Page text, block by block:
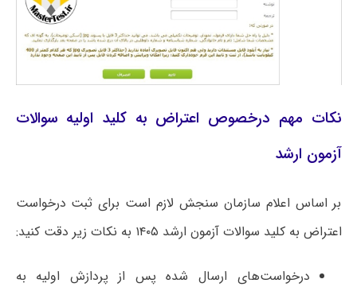
نکات مهم درخصوص اعتراض به کلید اولیه سوالات
آزمون ارشد
بر اساس اعلام سازمان سنجش لازم است برای ثبت درخواست
اعتراض به کلید سوالات آزمون ارشد ۱۴۰۵ به نکات زیر دقت کنید:
درخواست‌های ارسال شده پس از پردازش اولیه به